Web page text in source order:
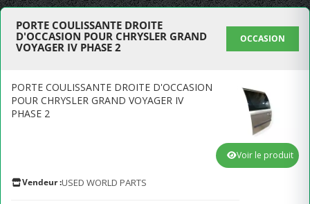
PORTE COULISSANTE DROITE
D'OCCASION POUR CHRYSLER GRAND
VOYAGER IV PHASE 2
OCCASION
PORTE COULISSANTE DROITE D'OCCASION
POUR CHRYSLER GRAND VOYAGER IV
PHASE 2
Vendeur :USED WORLD PARTS
Voir le produit